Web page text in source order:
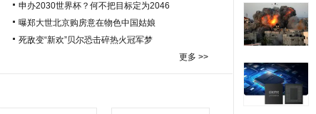
申办2030世界杯？何不把目标定为2046
曝郑大世北京购房意在物色中国姑娘
死敌变“新欢”贝尔恐击碎热火冠军梦
更多 >>